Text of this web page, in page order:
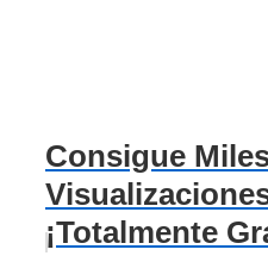
Consigue
¡Totalmente